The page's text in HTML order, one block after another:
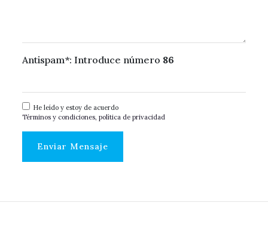
Antispam*: Introduce número 86
He leído y estoy de acuerdo
Términos y condiciones, política de privacidad
Enviar Mensaje